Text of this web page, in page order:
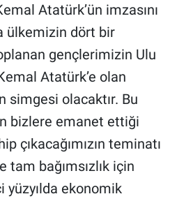
Atatürk’ün imzasını
ülkemizin dört bir
gençlerimizin Ulu
Atatürk’e olan
simgesi olacaktır. Bu
bizlere emanet ettiği
çıkacağımızın teminatı
tam bağımsızlık için
ekonomik